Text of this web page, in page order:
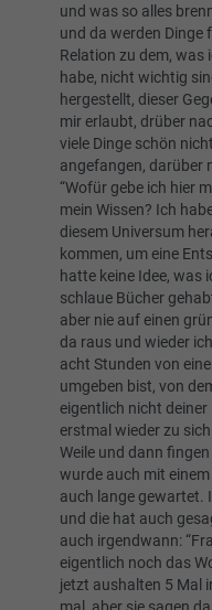
und was so alles
und da werden Dinge
Relation zu dem, was
habe, nicht wichtig
hergestellt, dieser
mir erlaubt, drüber
viele Dinge schön
angefangen, darüber
“Wofür gebe ich hier
mein Wissen? Ich
diesem Universum
kommen, um eine
hatte keine Idee, was
schlaue Bücher
aber nie auf einen
da raus und wieder
acht Stunden von
umgeben bist, von
eigentlich nicht
erstmal wieder zu
Weile und dann
wurde auch mit
auch lange gewartet.
und die hat auch
auch irgendwann:
eigentlich noch das
jetzt aushalten 5 Mal